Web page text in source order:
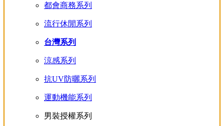
都會商務系列
流行休閒系列
台灣系列
涼感系列
抗UV防曬系列
運動機能系列
男裝授權系列